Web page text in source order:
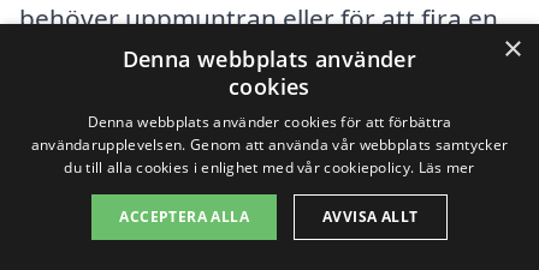
behöver uppmuntran eller för att fira en
liten seger i livet, kan blombud i Djurön
hjälpa dig att sprida glädje.
Firande av vänskap
×
Denna webbplats använder
cookies
Denna webbplats använder cookies för att förbättra
användarupplevelsen. Genom att använda vår webbplats samtycker
du till alla cookies i enlighet med vår cookiepolicy. Läs mer
ACCEPTERA ALLA AVVISA ALLT